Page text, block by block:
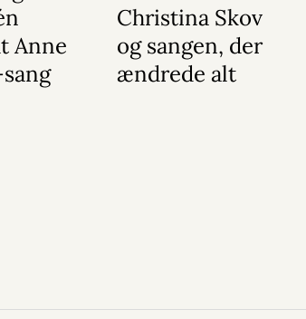
Anne
Christina Skov
og sangen, der
ændrede alt